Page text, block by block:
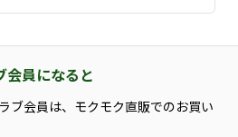
会員になると
ブ会員は、モクモク直販でのお買い